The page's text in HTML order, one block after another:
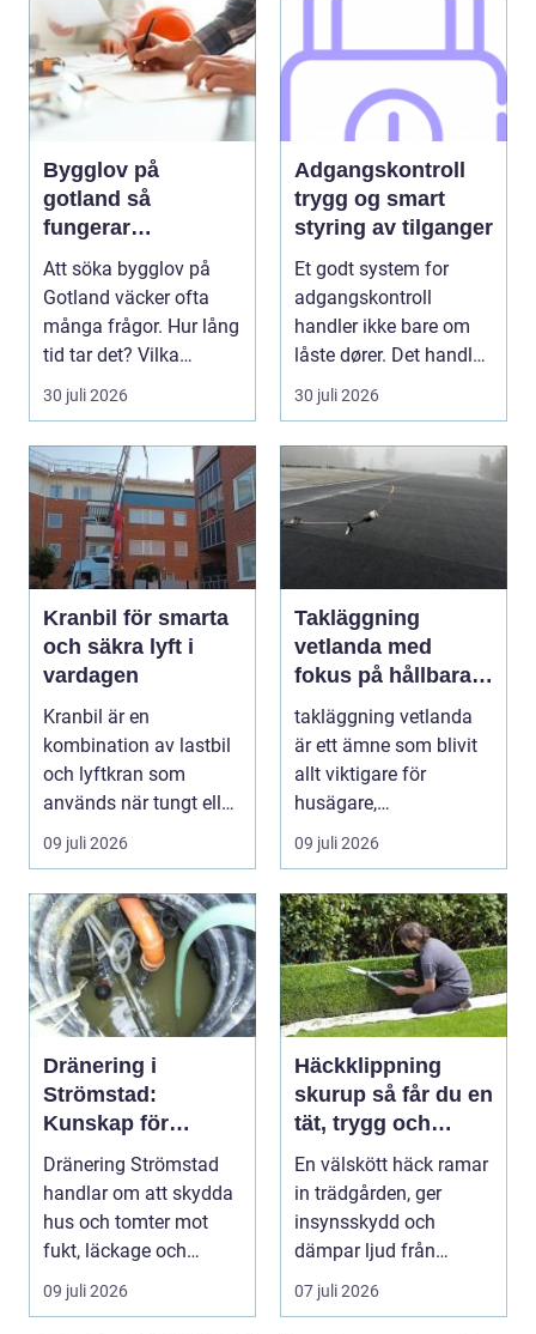
Bygglov på
gotland så
fungerar
processen i
praktiken
Att söka bygglov på
Gotland väcker ofta
många frågor. Hur lång
tid tar det? Vilka
handlingar behövs?...
30 juli 2026
Adgangskontroll
trygg og smart
styring av tilganger
Et godt system for
adgangskontroll
handler ikke bare om
låste dører. Det handler
om å ha oversikt, k...
30 juli 2026
Kranbil för smarta
och säkra lyft i
vardagen
Kranbil är en
kombination av lastbil
och lyftkran som
används när tungt eller
skrymma...
09 juli 2026
Takläggning
vetlanda med
fokus på hållbara
tak och trygga hus
takläggning vetlanda
är ett ämne som blivit
allt viktigare för
husägare,
bostadsrättsföreningar
09 juli 2026
Dränering i
Strömstad:
Kunskap för
tryggare
husgrunder
Dränering Strömstad
handlar om att skydda
hus och tomter mot
fukt, läckage och
l&arin...
09 juli 2026
Häckklippning
skurup så får du en
tät, trygg och
snygg häck året
runt
En välskött häck ramar
in trädgården, ger
insynsskydd och
dämpar ljud från
vägen. Samtidigt kan
07 juli 2026